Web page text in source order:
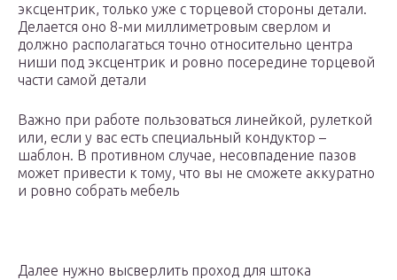
эксцентрик, только уже с торцевой стороны детали.
Делается оно 8-ми миллиметровым сверлом и
должно располагаться точно относительно центра
ниши под эксцентрик и ровно посередине торцевой
части самой детали
Важно при работе пользоваться линейкой, рулеткой
или, если у вас есть специальный кондуктор –
шаблон. В противном случае, несовпадение пазов
может привести к тому, что вы не сможете аккуратно
и ровно собрать мебель
Далее нужно высверлить проход для штока